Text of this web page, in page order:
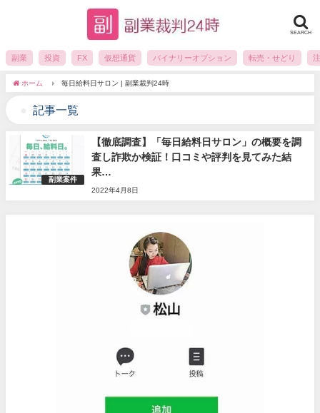
SEARCH
副業 投資 FX 仮想通貨 バイナリーオプション 転売・せどり
ホーム 毎日給料日サロン | 副業裁判24時
記事一覧
副業案件
【徹底調査】「毎日給料日サロン」の概要を調
査し詐欺か検証！口コミや評判を見てみた結
果…
2022年4月8日